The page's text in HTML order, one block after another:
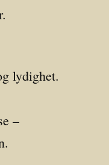
lydighet.
–